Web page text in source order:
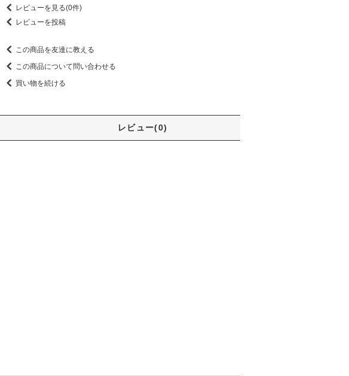
レビューを見る(0件)
レビューを投稿
この商品を友達に教える
この商品について問い合わせる
買い物を続ける
レビュー(0)